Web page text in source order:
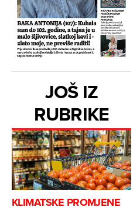
JOŠ IZ
RUBRIKE
KLIMATSKE PROMJENE